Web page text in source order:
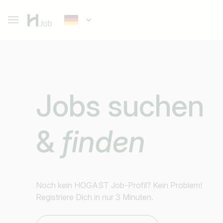
Jobs suchen
& finden
Noch kein HOGAST Job-Profil? Kein Problem!
Registriere Dich in nur 3 Minuten.